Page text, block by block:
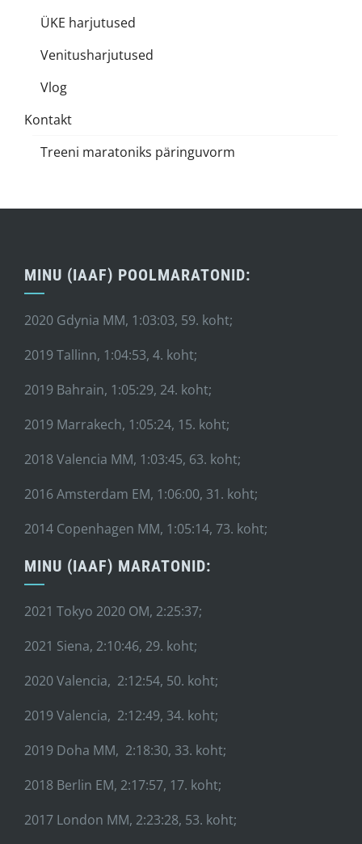
ÜKE harjutused
Venitusharjutused
Vlog
Kontakt
Treeni maratoniks päringuvorm
MINU (IAAF) POOLMARATONID:
2020 Gdynia MM, 1:03:03, 59. koht;
2019 Tallinn, 1:04:53, 4. koht;
2019 Bahrain, 1:05:29, 24. koht;
2019 Marrakech, 1:05:24, 15. koht;
2018 Valencia MM, 1:03:45, 63. koht;
2016 Amsterdam EM, 1:06:00, 31. koht;
2014 Copenhagen MM, 1:05:14, 73. koht;
MINU (IAAF) MARATONID:
2021 Tokyo 2020 OM, 2:25:37;
2021 Siena, 2:10:46, 29. koht;
2020 Valencia, 2:12:54, 50. koht;
2019 Valencia, 2:12:49, 34. koht;
2019 Doha MM, 2:18:30, 33. koht;
2018 Berlin EM, 2:17:57, 17. koht;
2017 London MM, 2:23:28, 53. koht;